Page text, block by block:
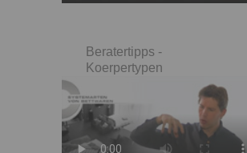
Beratertipps -
Koerpertypen